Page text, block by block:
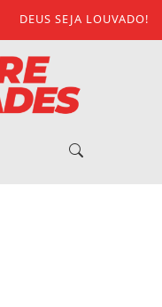
DEUS SEJA LOUVADO!